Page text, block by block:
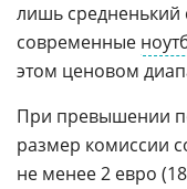
лишь средненький
современные
этом ценовом
При превышении
размер комиссии
не менее 2 евро